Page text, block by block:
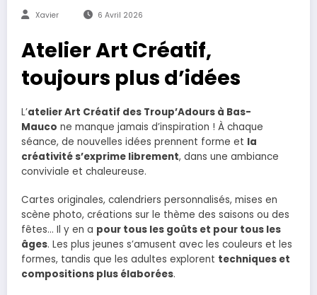
Xavier 6 Avril 2026
Atelier Art Créatif,
toujours plus d’idées
L’atelier Art Créatif des Troup’Adours à Bas-
Mauco ne manque jamais d’inspiration ! À chaque
séance, de nouvelles idées prennent forme et la
créativité s’exprime librement, dans une ambiance
conviviale et chaleureuse.
Cartes originales, calendriers personnalisés, mises en
scène photo, créations sur le thème des saisons ou des
fêtes… Il y en a pour tous les goûts et pour tous les
âges. Les plus jeunes s’amusent avec les couleurs et les
formes, tandis que les adultes explorent techniques et
compositions plus élaborées.